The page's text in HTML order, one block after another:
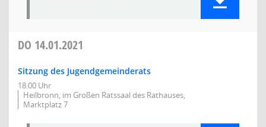
DO 14.01.2021
Sitzung des Jugendgemeinderats
18:00 Uhr
Heilbronn, im Großen Ratssaal des Rathauses,
Marktplatz 7